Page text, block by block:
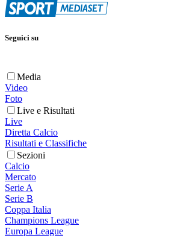
Seguici su
Media
Video
Foto
Live e Risultati
Live
Diretta Calcio
Risultati e Classifiche
Sezioni
Calcio
Mercato
Serie A
Serie B
Coppa Italia
Champions League
Europa League